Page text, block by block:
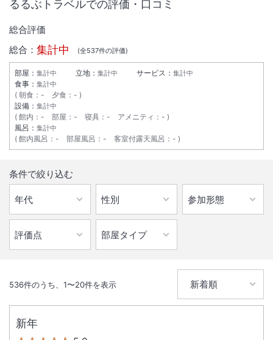
るるぶトラベルでの評価・口コミ
総合評価
総合： 集計中 (全537件の評価)
部屋： 集計中 立地： 集計中 サービス： 集計中
食事： 集計中
朝食 ： - 夕食 ： -
設備： 集計中
館内 ： - 部屋 ： - 寝具 ： - アメニティ ： -
風呂： 集計中
館内風呂 ： - 部屋風呂 ： - 客室付露天風呂 ： -
条件で絞り込む
536件のうち、 1〜20件を表示
新年